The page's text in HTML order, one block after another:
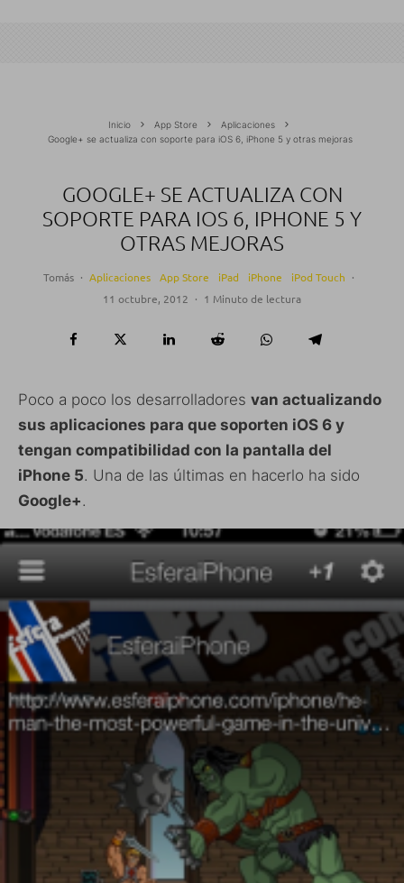
Inicio App Store
Aplicaciones
Google+ se actualiza con soporte para iOS 6, iPhone 5 y otras mejoras
GOOGLE+ SE ACTUALIZA CON
SOPORTE PARA IOS 6, IPHONE 5 Y
OTRAS MEJORAS
Tomás · Aplicaciones App Store iPad iPhone iPod Touch ·
11 octubre, 2012 · 1 Minuto de lectura
Poco a poco los desarrolladores van actualizando
sus aplicaciones para que soporten iOS 6 y
tengan compatibilidad con la pantalla del
iPhone 5. Una de las últimas en hacerlo ha sido
Google+.